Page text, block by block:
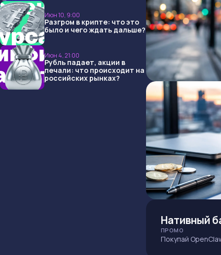
Июн 10, 9:00
Разгром в крипте: что это
было и чего ждать дальше?
Июн 4, 21:00
Рубль падает, акции в
печали: что происходит на
российских рынках?
Нативный
ПРОМО
Покупай